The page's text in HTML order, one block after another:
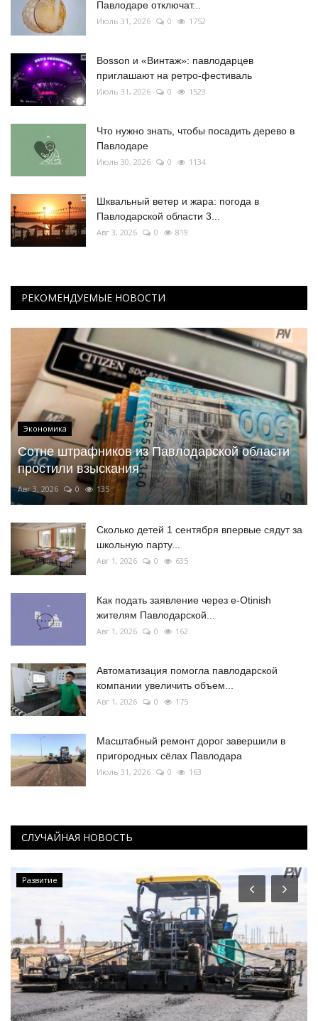
Павлодаре отключат...
Июль 31, 2026 0 1752
Bosson и «Винтаж»: павлодарцев
приглашают на ретро-фестиваль
Июль 31, 2026 0 1523
Что нужно знать, чтобы посадить дерево в
Павлодаре
Июль 30, 2026 0 1134
Шквальный ветер и жара: погода в
Павлодарской области 3...
Авг 3, 2026 0 819
РЕКОМЕНДУЕМЫЕ НОВОСТИ
Экономика
Сотне штрафников из Павлодарской области
простили взыскания
Авг 3, 2026 0 135
Сколько детей 1 сентября впервые сядут за
школьную парту...
Авг 1, 2026 0 635
Как подать заявление через e-Otinish
жителям Павлодарской...
Авг 1, 2026 0 162
Автоматизация помогла павлодарской
компании увеличить объем...
Авг 1, 2026 0 175
Масштабный ремонт дорог завершили в
пригородных сёлах Павлодара
Июль 31, 2026 0 163
СЛУЧАЙНАЯ НОВОСТЬ
Развитие